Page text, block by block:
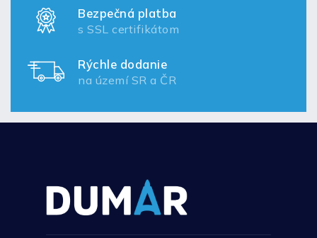
Bezpečná platba
s SSL certifikátom
Rýchle dodanie
na území SR a ČR